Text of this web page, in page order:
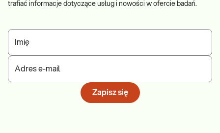
trafiać informacje dotyczące usług i nowości w ofercie badań.
Imię
Adres e-mail
Zapisz się